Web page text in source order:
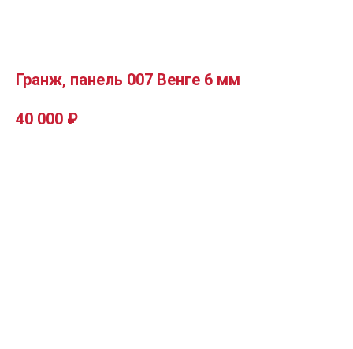
Гранж, панель 007 Венге 6 мм
40 000 ₽